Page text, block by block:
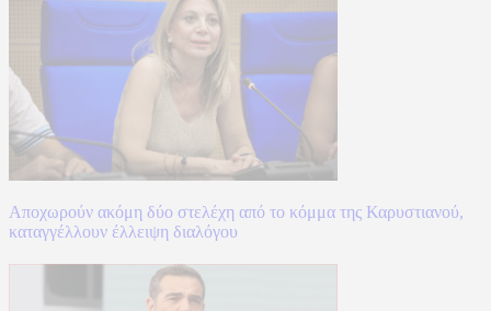
Αποχωρούν ακόμη δύο στελέχη από το κόμμα της Καρυστιανού,
καταγγέλλουν έλλειψη διαλόγου